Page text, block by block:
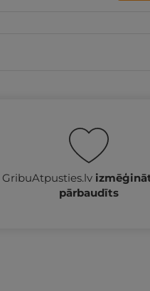
GribuAtpusties.lv
pārbaudīts